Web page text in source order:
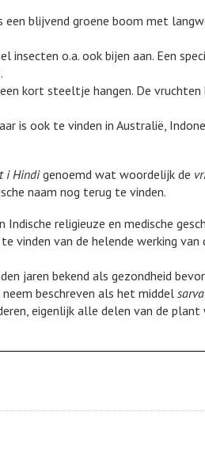
een blijvend groene boom met
o.a. ook bijen aan. Een
kort steeltje hangen. De
is ook te vinden in Australië,
i Hindigenoemd wat woordelijk de
naam nog terug te vinden.
religieuze en medische
vinden van de helende werking van
jaren bekend als gezondheid
beschreven als het middel
eigenlijk alle delen van de plant